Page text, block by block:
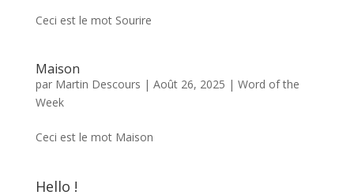
Ceci est le mot Sourire
Maison
par Martin Descours | Août 26, 2025 | Word of the
Week
Ceci est le mot Maison
Hello !